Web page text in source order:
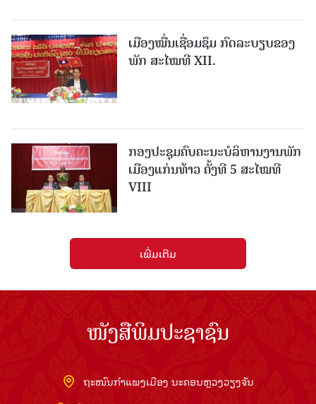
ເມືອງ​ໝື່ນເຊື່ອມຊຶມ ກົດລະບຽບຂອງ
ພັກ ສະໄໝທີ XII.
ກອງປະຊຸມຄົບຄະນະບໍລິຫານງານພັກ
ເມືອງແກ່ນ​ທ້າວ ຄັ້ງທີ 5 ສະໄໝທີ
VIII
ເພີ່ມເຕີມ
ໜັງສືພິມປະຊາຊົນ
ຖະໜົນກຳແພງເມືອງ ນະຄອນຫຼວງວຽງຈັນ